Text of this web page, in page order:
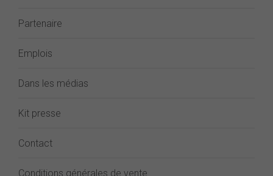
Partenaire
Emplois
Dans les médias
Kit presse
Contact
Conditions générales de vente